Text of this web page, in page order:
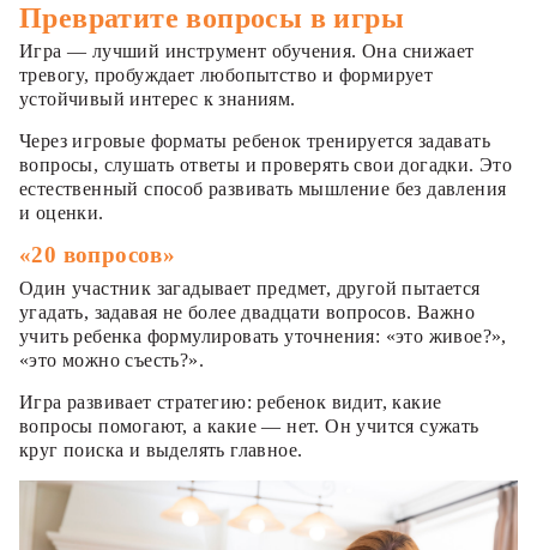
Превратите вопросы в игры
Игра — лучший инструмент обучения. Она снижает
тревогу, пробуждает любопытство и формирует
устойчивый интерес к знаниям.
Через игровые форматы ребенок тренируется задавать
вопросы, слушать ответы и проверять свои догадки. Это
естественный способ развивать мышление без давления
и оценки.
«20 вопросов»
Один участник загадывает предмет, другой пытается
угадать, задавая не более двадцати вопросов. Важно
учить ребенка формулировать уточнения: «это живое?»,
«это можно съесть?».
Игра развивает стратегию: ребенок видит, какие
вопросы помогают, а какие — нет. Он учится сужать
круг поиска и выделять главное.